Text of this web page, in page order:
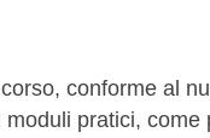
corso, conforme al
moduli pratici, come